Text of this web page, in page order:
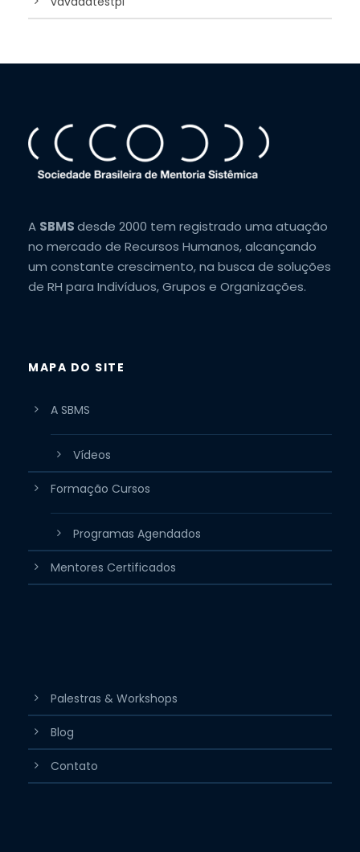
A SBMSdesde 2000 tem registrado uma atuação
no mercado de Recursos Humanos, alcançando
um constante crescimento, na busca de soluções
de RH para Indivíduos, Grupos e Organizações.
MAPA DO SITE
A SBMS
Vídeos
Formação Cursos
Programas Agendados
Mentores Certificados
Palestras & Workshops
Blog
Contato